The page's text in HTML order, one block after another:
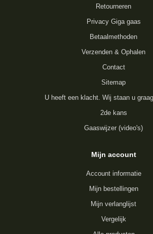
Retourneren
Privacy Giga gaas
Betaalmethoden
Verzenden & Ophalen
Contact
Sitemap
U heeft een klacht. Wij staan u
2de kans
Gaaswijzer (video's)
Mijn account
Account informatie
Mijn bestellingen
Mijn verlanglijst
Vergelijk